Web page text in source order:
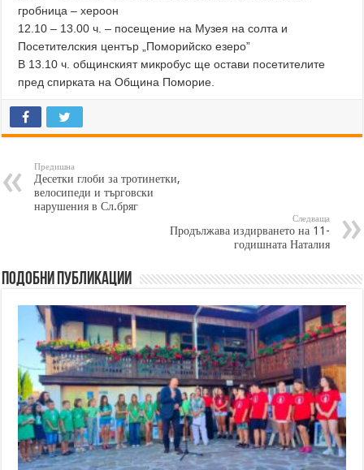
гробница – хероон
12.10 – 13.00 ч. – посещение на Музея на солта и
Посетителския център „Поморийско езеро”
В 13.10 ч. общинският микробус ще остави посетителите
пред спирката на Община Поморие.
Предишна
Десетки глоби за тротинетки,
велосипеди и търговски
нарушения в Сл.бряг
Следваща
Продължава издирването на 11-
годишната Наталия
Подобни публикации